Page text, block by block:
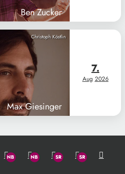
Ben Zucker
Christoph Köstlin
Max Giesinger
7.
Aug 2026